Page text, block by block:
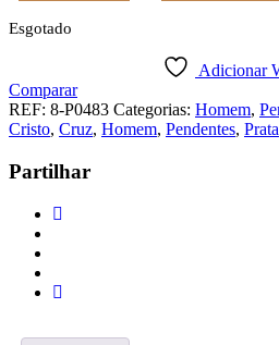
Esgotado
Adicionar
Comparar
REF: 8-P0483 Categorias: Homem,
Cristo, Cruz, Homem, Pendentes, Prata
Partilhar